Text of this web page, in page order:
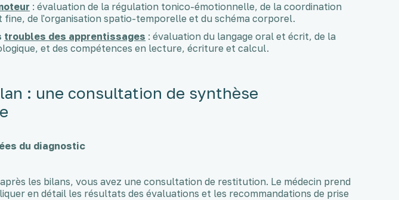
: évaluation de la régulation tonico-émotionnelle, de la coordination
fine, de l'organisation spatio-temporelle et du schéma corporel.
troubles des apprentissages : évaluation du langage oral et écrit, de la
et des compétences en lecture, écriture et calcul.
: une consultation de synthèse
du diagnostic
les bilans, vous avez une consultation de restitution. Le médecin prend
en détail les résultats des évaluations et les recommandations de prise